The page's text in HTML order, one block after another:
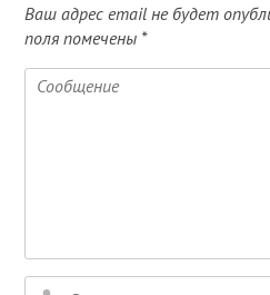
Ваш адрес email не будет
поля помечены *